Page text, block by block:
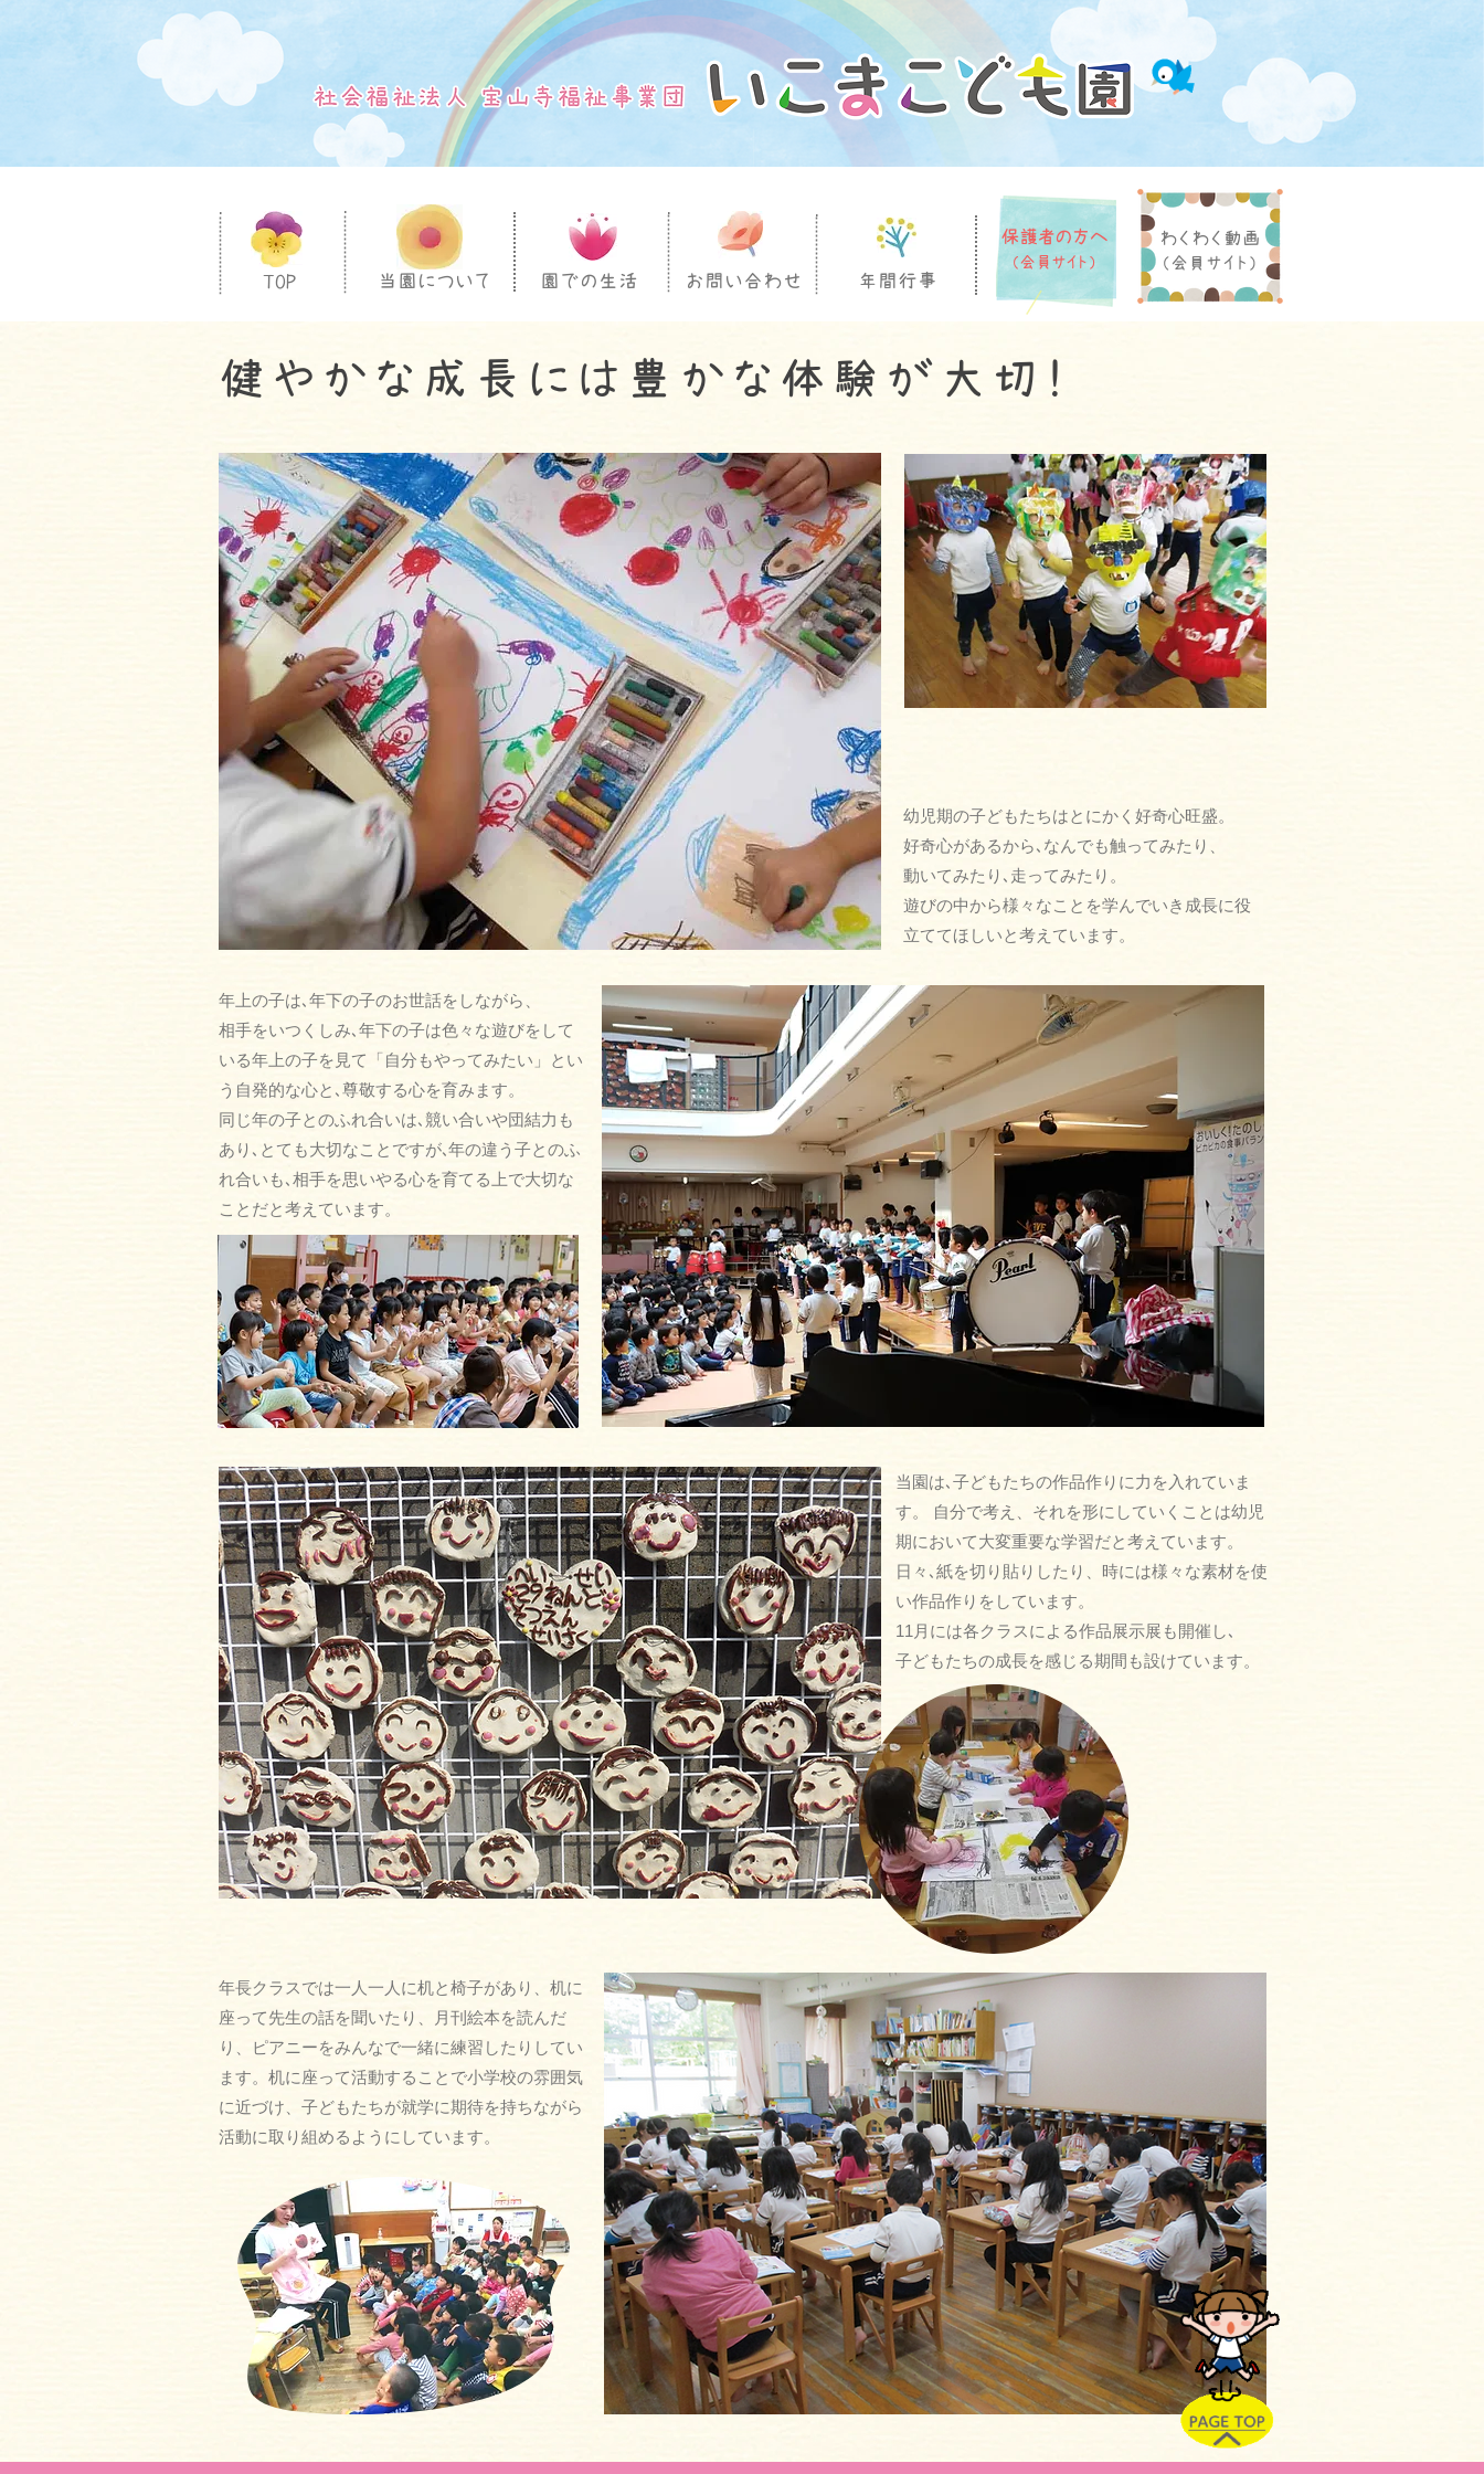
TOP 当園について 園での生活 お問い合わせ 年間行事
保護者の方へ
​（会員サイト）
わくわく動画
​（会員サイト）
健やかな成長には豊かな体験が大切！
幼児期の子どもたちはとにかく好奇心旺盛。
好奇心があるから､ なんでも触ってみたり、
動いてみたり ､ 走ってみたり。
遊びの中から様々なことを学んでいき成長に役
立ててほしいと考えています。
年上の子は､ 年下の子のお世話をしながら、
相手をいつくしみ､ 年下の子は色々な遊びをして
いる年上の子を見て「自分もやってみたい」とい
う自発的な心と ､ 尊敬する心を育みます。
同じ年の子とのふれ合いは､ 競い合いや団結力も
あり ､ とても大切なことですが､年の違う子とのふ
れ合いも､ 相手を思いやる心を育てる上で大切な
ことだと考えています。
当園は､ 子どもたちの作品作りに力を入れていま
す。 自分で考え、それを形にしていくことは幼児
期において大変重要な学習だと考えています。
日々 ､ 紙を切り貼りしたり、時には様々な素材を使
い作品作りをしています。
11月には各クラスによる作品展示展も開催し､
子どもたちの成長を感じる期間も設けています。
年長クラスでは一人一人に机と椅子があり、机に
座って先生の話を聞いたり、月刊絵本を読んだ
り、ピアニーをみんなで一緒に練習したりしてい
ます。机に座って活動することで小学校の雰囲気
に近づけ、子どもたちが就学に期待を持ちながら
活動に取り組めるようにしています。